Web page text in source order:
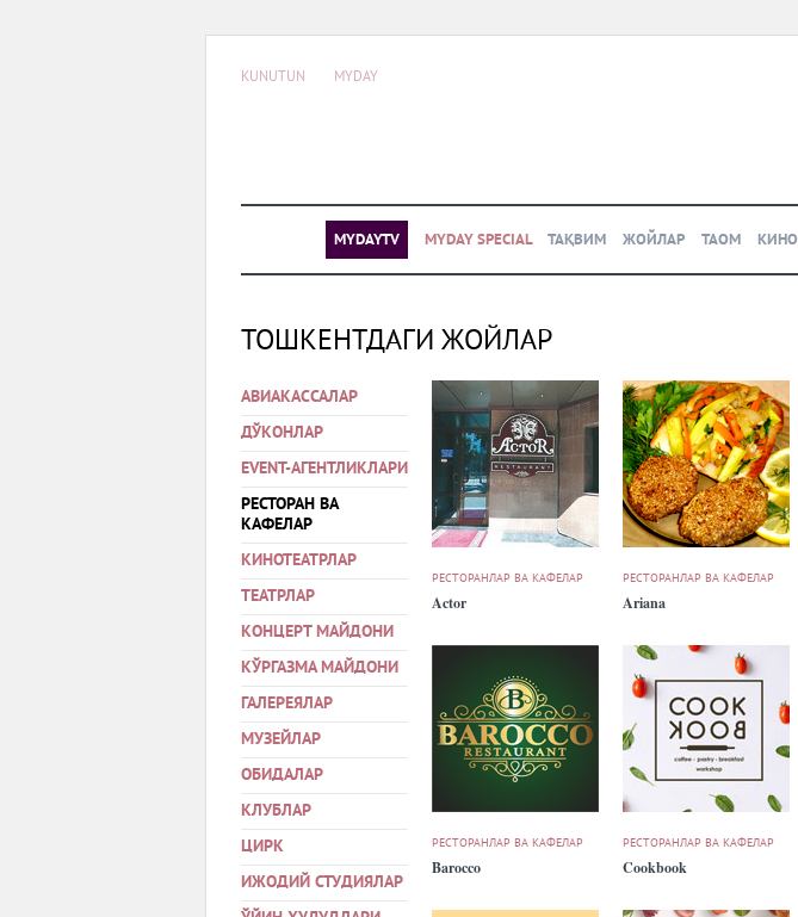
KUNUTUN MYDAY
MYDAYTV MYDAY SPECIAL ТАҚВИМ ЖОЙЛАР ТАОМ КИНО
ТОШКЕНТДАГИ ЖОЙЛАР
АВИАКАССАЛАР
ДЎКОНЛАР
EVENT-АГЕНТЛИКЛАРИ
РЕСТОРАН ВА
КАФЕЛАР
КИНОТЕАТРЛАР
ТЕАТРЛАР
КОНЦЕРТ МАЙДОНИ
КЎРГАЗМА МАЙДОНИ
ГАЛЕРЕЯЛАР
МУЗЕЙЛАР
ОБИДАЛАР
КЛУБЛАР
ЦИРК
ИЖОДИЙ СТУДИЯЛАР
РЕСТОРАНЛАР ВА КАФЕЛАР
Actor
РЕСТОРАНЛАР ВА КАФЕЛАР
Ariana
РЕСТОРАНЛАР ВА КАФЕЛАР
Barocco
РЕСТОРАНЛАР ВА КАФЕЛАР
Cookbook